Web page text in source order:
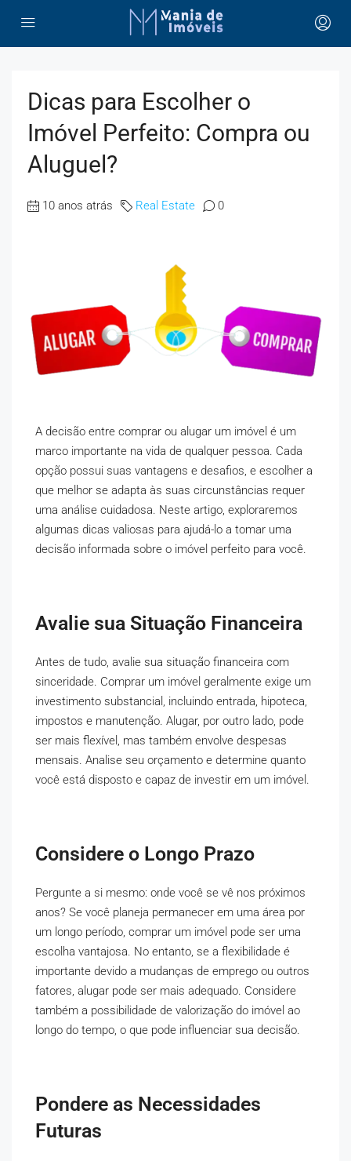
Dicas para Escolher o
Imóvel Perfeito: Compra ou
Aluguel?
10 anos atrás Real Estate 0
A decisão entre comprar ou alugar um imóvel é um
marco importante na vida de qualquer pessoa. Cada
opção possui suas vantagens e desafios, e escolher a
que melhor se adapta às suas circunstâncias requer
uma análise cuidadosa. Neste artigo, exploraremos
algumas dicas valiosas para ajudá-lo a tomar uma
decisão informada sobre o imóvel perfeito para você.
Avalie sua Situação Financeira
Antes de tudo, avalie sua situação financeira com
sinceridade. Comprar um imóvel geralmente exige um
investimento substancial, incluindo entrada, hipoteca,
impostos e manutenção. Alugar, por outro lado, pode
ser mais flexível, mas também envolve despesas
mensais. Analise seu orçamento e determine quanto
você está disposto e capaz de investir em um imóvel.
Considere o Longo Prazo
Pergunte a si mesmo: onde você se vê nos próximos
anos? Se você planeja permanecer em uma área por
um longo período, comprar um imóvel pode ser uma
escolha vantajosa. No entanto, se a flexibilidade é
importante devido a mudanças de emprego ou outros
fatores, alugar pode ser mais adequado. Considere
também a possibilidade de valorização do imóvel ao
longo do tempo, o que pode influenciar sua decisão.
Pondere as Necessidades
Futuras